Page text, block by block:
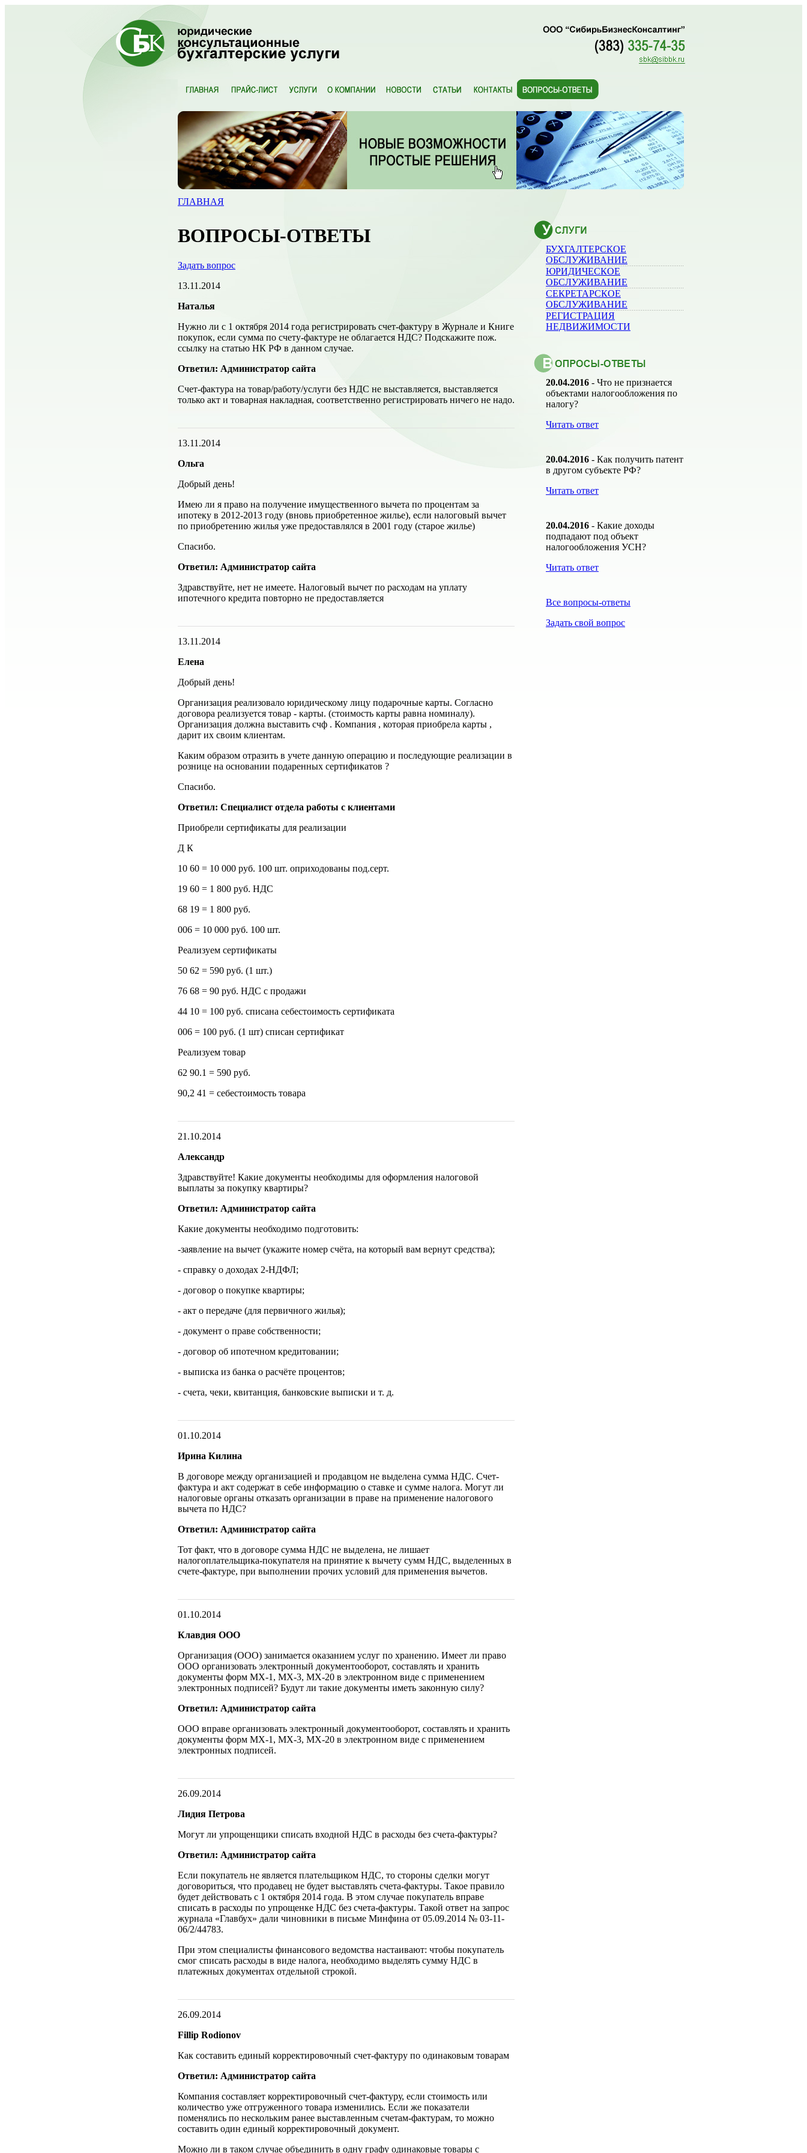
ГЛАВНАЯ
ВОПРОСЫ-ОТВЕТЫ
Задать вопрос
13.11.2014
Наталья
Нужно ли с 1 октября 2014 года регистрировать счет-фактуру в Журнале и Книге
покупок, если сумма по счету-фактуре не облагается НДС? Подскажите пож.
ссылку на статью НК РФ в данном случае.
Ответил: Администратор сайта
Счет-фактура на товар/работу/услуги без НДС не выставляется, выставляется
только акт и товарная накладная, соответственно регистрировать ничего не надо.
13.11.2014
Ольга
Добрый день!
Имею ли я право на получение имущественного вычета по процентам за
ипотеку в 2012-2013 году (вновь приобретенное жилье), если налоговый вычет
по приобретению жилья уже предоставлялся в 2001 году (старое жилье)
Спасибо.
Ответил: Администратор сайта
Здравствуйте, нет не имеете. Налоговый вычет по расходам на уплату
ипотечного кредита повторно не предоставляется
13.11.2014
Елена
Добрый день!
Организация реализовало юридическому лицу подарочные карты. Согласно
договора реализуется товар - карты. (стоимость карты равна номиналу).
Организация должна выставить счф . Компания , которая приобрела карты ,
дарит их своим клиентам.
Каким образом отразить в учете данную операцию и последующие реализации в
рознице на основании подаренных сертификатов ?
Спасибо.
Ответил: Специалист отдела работы с клиентами
Приобрели сертификаты для реализации
Д К
10 60 = 10 000 руб. 100 шт. оприходованы под.серт.
19 60 = 1 800 руб. НДС
68 19 = 1 800 руб.
006 = 10 000 руб. 100 шт.
Реализуем сертификаты
50 62 = 590 руб. (1 шт.)
76 68 = 90 руб. НДС с продажи
44 10 = 100 руб. списана себестоимость сертификата
006 = 100 руб. (1 шт) списан сертификат
Реализуем товар
62 90.1 = 590 руб.
90,2 41 = себестоимость товара
21.10.2014
Александр
Здравствуйте! Какие документы необходимы для оформления налоговой
выплаты за покупку квартиры?
Ответил: Администратор сайта
Какие документы необходимо подготовить:
-заявление на вычет (укажите номер счёта, на который вам вернут средства);
- справку о доходах 2-НДФЛ;
- договор о покупке квартиры;
- акт о передаче (для первичного жилья);
- документ о праве собственности;
- договор об ипотечном кредитовании;
- выписка из банка о расчёте процентов;
- счета, чеки, квитанция, банковские выписки и т. д.
01.10.2014
Ирина Килина
В договоре между организацией и продавцом не выделена сумма НДС. Счет-
фактура и акт содержат в себе информацию о ставке и сумме налога. Могут ли
налоговые органы отказать организации в праве на применение налогового
вычета по НДС?
Ответил: Администратор сайта
Тот факт, что в договоре сумма НДС не выделена, не лишает
налогоплательщика-покупателя на принятие к вычету сумм НДС, выделенных в
счете-фактуре, при выполнении прочих условий для применения вычетов.
01.10.2014
Клавдия ООО
Организация (ООО) занимается оказанием услуг по хранению. Имеет ли право
ООО организовать электронный документооборот, составлять и хранить
документы форм МХ-1, МХ-3, МХ-20 в электронном виде с применением
электронных подписей? Будут ли такие документы иметь законную силу?
Ответил: Администратор сайта
ООО вправе организовать электронный документооборот, составлять и хранить
документы форм МХ-1, МХ-3, МХ-20 в электронном виде с применением
электронных подписей.
26.09.2014
Лидия Петрова
Могут ли упрощенщики списать входной НДС в расходы без счета-фактуры?
Ответил: Администратор сайта
Если покупатель не является плательщиком НДС, то стороны сделки могут
договориться, что продавец не будет выставлять счета-фактуры. Такое правило
будет действовать с 1 октября 2014 года. В этом случае покупатель вправе
списать в расходы по упрощенке НДС без счета-фактуры. Такой ответ на запрос
журнала «Главбух» дали чиновники в письме Минфина от 05.09.2014 № 03-11-
06/2/44783.
При этом специалисты финансового ведомства настаивают: чтобы покупатель
смог списать расходы в виде налога, необходимо выделять сумму НДС в
платежных документах отдельной строкой.
26.09.2014
Fillip Rodionov
Как составить единый корректировочный счет-фактуру по одинаковым товарам
Ответил: Администратор сайта
Компания составляет корректировочный счет-фактуру, если стоимость или
количество уже отгруженного товара изменились. Если же показатели
поменялись по нескольким ранее выставленным счетам-фактурам, то можно
составить один единый корректировочный документ.
Можно ли в таком случае объединить в одну графу одинаковые товары с
БУХГАЛТЕРСКОЕ
ОБСЛУЖИВАНИЕ
ЮРИДИЧЕСКОЕ
ОБСЛУЖИВАНИЕ
СЕКРЕТАРСКОЕ
ОБСЛУЖИВАНИЕ
РЕГИСТРАЦИЯ
НЕДВИЖИМОСТИ
20.04.2016 - Что не признается
объектами налогообложения по
налогу?
Читать ответ
20.04.2016 - Как получить патент
в другом субъекте РФ?
Читать ответ
20.04.2016 - Какие доходы
подпадают под объект
налогообложения УСН?
Читать ответ
Все вопросы-ответы
Задать свой вопрос